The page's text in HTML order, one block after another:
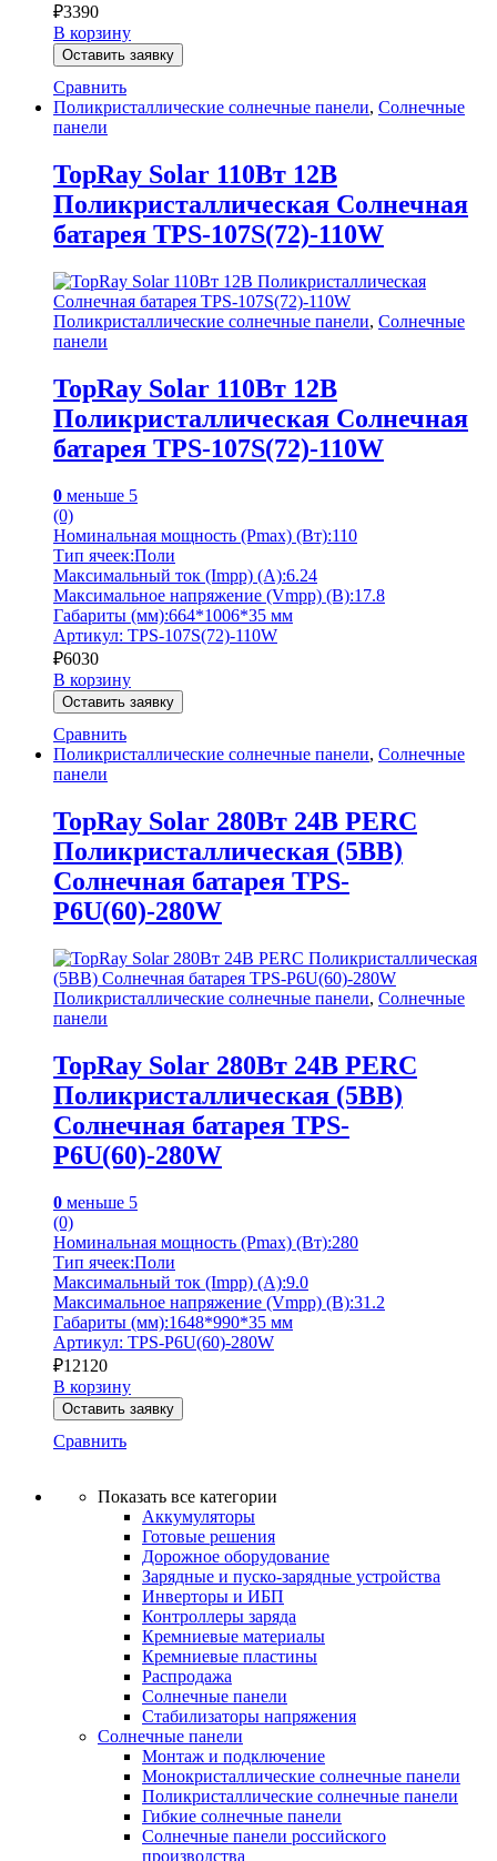
₽3390
В корзину
Оставить заявку
Сравнить
Поликристаллические солнечные панели, Солнечные
панели
TopRay Solar 110Вт 12В
Поликристаллическая Солнечная
батарея TPS-107S(72)-110W
Поликристаллические солнечные панели, Солнечные
панели
TopRay Solar 110Вт 12В
Поликристаллическая Солнечная
батарея TPS-107S(72)-110W
0 меньше 5
(0)
Номинальная мощность (Pmax) (Вт):110
Тип ячеек:Поли
Максимальный ток (Impp) (А):6.24
Максимальное напряжение (Vmpp) (В):17.8
Габариты (мм):664*1006*35 мм
Артикул: TPS-107S(72)-110W
₽6030
В корзину
Оставить заявку
Сравнить
Поликристаллические солнечные панели, Солнечные
панели
TopRay Solar 280Вт 24В PERC
Поликристаллическая (5BB)
Солнечная батарея TPS-
P6U(60)-280W
Поликристаллические солнечные панели, Солнечные
панели
TopRay Solar 280Вт 24В PERC
Поликристаллическая (5BB)
Солнечная батарея TPS-
P6U(60)-280W
0 меньше 5
(0)
Номинальная мощность (Pmax) (Вт):280
Тип ячеек:Поли
Максимальный ток (Impp) (А):9.0
Максимальное напряжение (Vmpp) (В):31.2
Габариты (мм):1648*990*35 мм
Артикул: TPS-P6U(60)-280W
₽12120
В корзину
Оставить заявку
Сравнить
Показать все категории
Аккумуляторы
Готовые решения
Дорожное оборудование
Зарядные и пуско-зарядные устройства
Инверторы и ИБП
Контроллеры заряда
Кремниевые материалы
Кремниевые пластины
Распродажа
Солнечные панели
Стабилизаторы напряжения
Солнечные панели
Монтаж и подключение
Монокристаллические солнечные панели
Поликристаллические солнечные панели
Гибкие солнечные панели
Солнечные панели российского
производства